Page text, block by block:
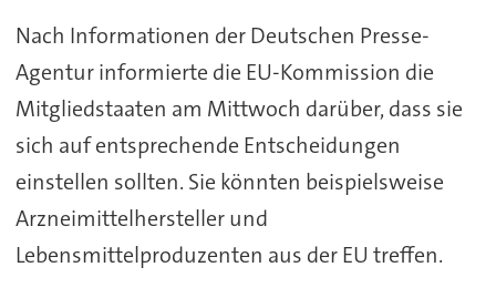
Nach Informationen der Deutschen Presse-
Agentur informierte die EU-Kommission die
Mitgliedstaaten am Mittwoch darüber, dass sie
sich auf entsprechende Entscheidungen
einstellen sollten. Sie könnten beispielsweise
Arzneimittelhersteller und
Lebensmittelproduzenten aus der EU treffen.